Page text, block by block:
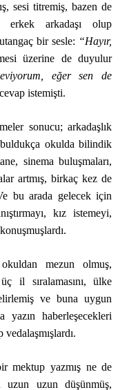
sesi titremiş, bazen de
erkek arkadaşı olup
bir sesle: “Hayır,
üzerine de duyulur
eğer sen de
istemişti.
sonucu; arkadaşlık
okulda bilindik
sinema buluşmaları,
artmış, birkaç kez de
bu arada gelecek için
kız istemeyi,
mezun olmuş,
il sıralamasını, ülke
ve buna uygun
haberleşecekleri
vedalaşmışlardı.
mektup yazmış ne de
uzun düşünmüş,